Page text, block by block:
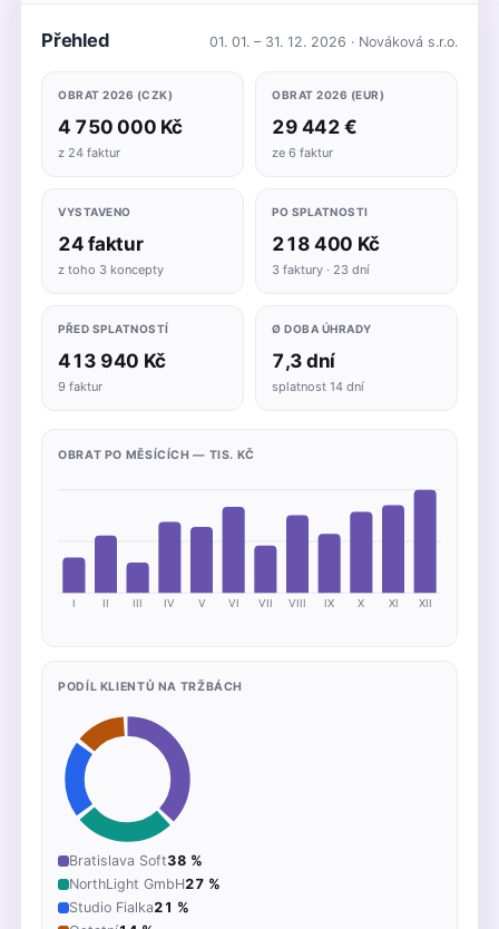
Přehled 01. 01. – 31. 12. 2026 · Nováková s.r.o.
OBRAT 2026 (CZK)
4 750 000 Kč
z 24 faktur
OBRAT 2026 (EUR)
29 442 €
ze 6 faktur
VYSTAVENO
24 faktur
z toho 3 koncepty
PO SPLATNOSTI
218 400 Kč
3 faktury · 23 dní
PŘED SPLATNOSTÍ
413 940 Kč
9 faktur
Ø DOBA ÚHRADY
7,3 dní
splatnost 14 dní
OBRAT PO MĚSÍCÍCH — TIS. KČ
I II III IV V VI VII VIII IX X XI XII
PODÍL KLIENTŮ NA TRŽBÁCH
Bratislava Soft38 %
NorthLight GmbH27 %
Studio Fialka21 %